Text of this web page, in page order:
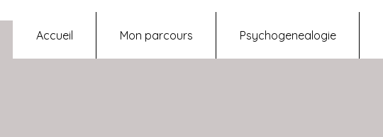
Accueil Mon parcours Psychogenealogie